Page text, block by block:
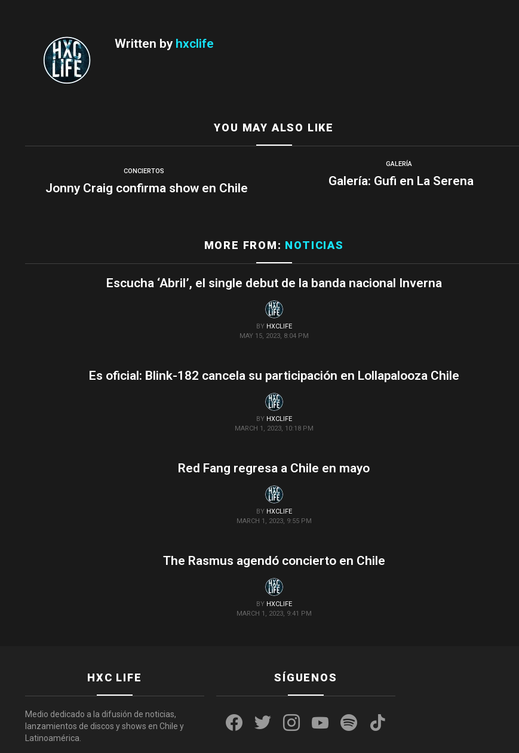
Written by hxclife
YOU MAY ALSO LIKE
CONCIERTOS
Jonny Craig confirma show en Chile
GALERÍA
Galería: Gufi en La Serena
MORE FROM: NOTICIAS
Escucha ‘Abril’, el single debut de la banda nacional Inverna
BY HXCLIFE
MAY 15, 2023, 8:04 PM
Es oficial: Blink-182 cancela su participación en Lollapalooza Chile
BY HXCLIFE
MARCH 1, 2023, 10:18 PM
Red Fang regresa a Chile en mayo
BY HXCLIFE
MARCH 1, 2023, 9:55 PM
The Rasmus agendó concierto en Chile
BY HXCLIFE
MARCH 1, 2023, 9:41 PM
HXC LIFE
Medio dedicado a la difusión de noticias,
lanzamientos de discos y shows en Chile y
Latinoamérica.
SÍGUENOS